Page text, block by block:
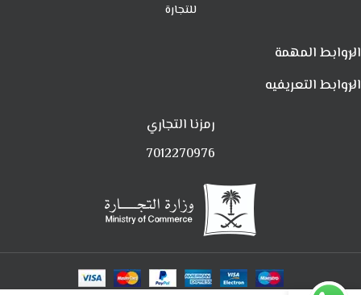
للتجارة
الروابط المهمة
الروابط التعريفيه
رمزنا التجاري
7012270976